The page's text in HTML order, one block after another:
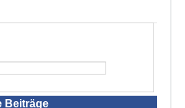
Seite:
Beiträge